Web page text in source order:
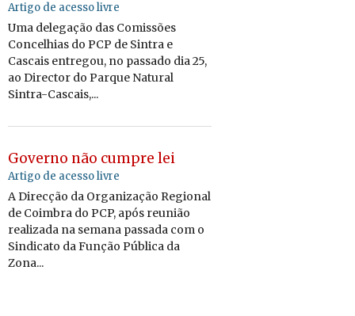
Artigo de acesso livre
Uma delegação das Comissões
Concelhias do PCP de Sintra e
Cascais entregou, no passado dia 25,
ao Director do Parque Natural
Sintra-Cascais,...
Governo não cumpre lei
Artigo de acesso livre
A Direcção da Organização Regional
de Coimbra do PCP, após reunião
realizada na semana passada com o
Sindicato da Função Pública da
Zona...